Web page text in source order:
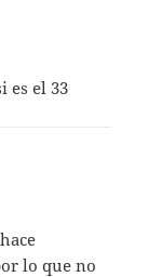
es el 33
lo que no